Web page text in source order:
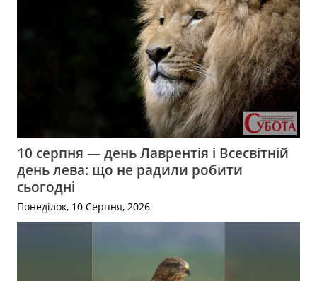
10 серпня — день Лаврентія і Всесвітній
день лева: що не радили робити
сьогодні
Понеділок, 10 Серпня, 2026